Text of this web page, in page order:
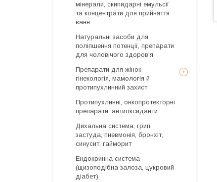
мінерали, скипидарні емульсії
та концентрати для прийняття
ванн.
Натуральні засоби для
поліпшення потенції, препарати
для чоловічого здоров'я
Препарати для жінок-
гінекологія, мамологія й
протипухлинний захист
Протипухлинні, онкопротекторні
препарати, антиоксиданти
Дихальна система, грип,
застуда, пневмонія, бронхіт,
синусит, гайморит
Ендокринна система
(щизоподібна залоза, цукровий
діабет)